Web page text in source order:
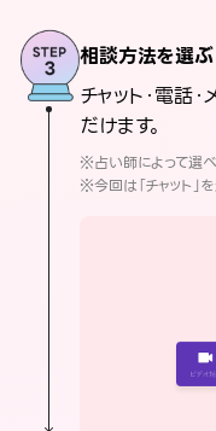
相談方法を選ぶ
チャット・電話
だけます。
※占い師によって選
※今回は「チャット」